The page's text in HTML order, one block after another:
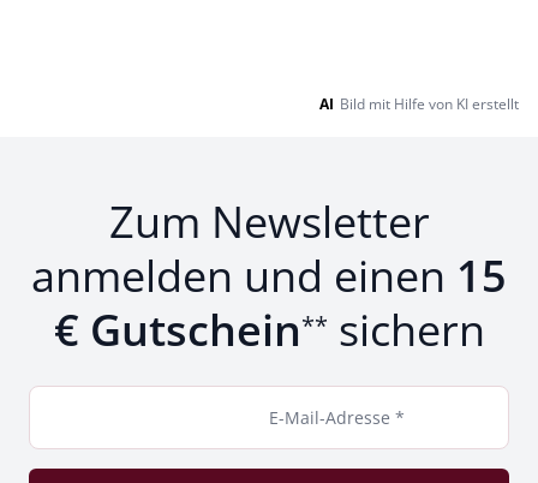
AI Bild mit Hilfe von KI erstellt
Zum Newsletter
anmelden und einen 15
€ Gutschein** sichern
E-Mail-Adresse *